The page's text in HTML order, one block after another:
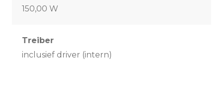
150,00 W
Treiber
inclusief driver (intern)